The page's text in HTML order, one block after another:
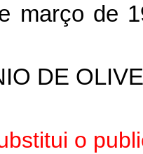
março de
DE
o